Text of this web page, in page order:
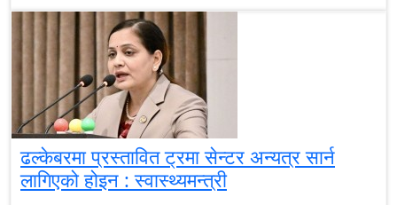
ढल्केबरमा प्रस्तावित ट्रमा सेन्टर अन्यत्र सार्न
लागिएको होइन : स्वास्थ्यमन्त्री